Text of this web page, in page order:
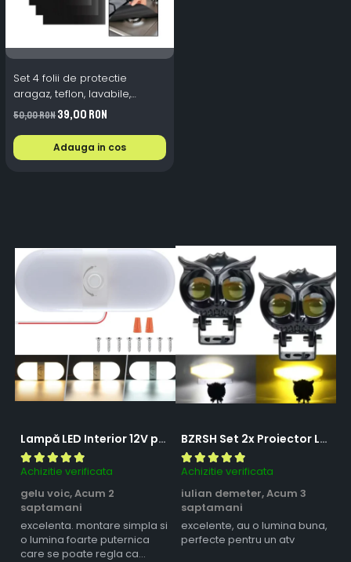
Set 4 folii de protectie
aragaz, teflon, lavabile,
reutilizabile, Negru/Gri
50,00 RON39,00 RON
Adauga in cos
Lampă LED Interior 12V pentru Dubă, Camper și Rulotă - 180LED, 33 cm, 3 Temperaturii de Culoare, Intensitate Reglabilă, Iluminare Compartiment Marfă
Achizitie verificata
gelu voic,Acum 2
saptamani
excelenta. montare simpla si
o lumina foarte puternica
care se poate regla ca
BZRSH Set 2x Proiector LED Bufnita 50W Lupa 2 Faze Alb-Galben 12-24V Moto ATV
Achizitie verificata
iulian demeter,Acum 3
saptamani
excelente, au o lumina buna,
perfecte pentru un atv